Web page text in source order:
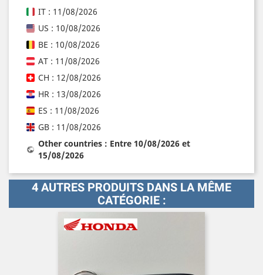
IT : 11/08/2026
US : 10/08/2026
BE : 10/08/2026
AT : 11/08/2026
CH : 12/08/2026
HR : 13/08/2026
ES : 11/08/2026
GB : 11/08/2026
Other countries : Entre 10/08/2026 et
15/08/2026
4 AUTRES PRODUITS DANS LA MÊME
CATÉGORIE :